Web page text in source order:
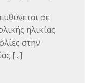
σε
ηλικίας
στην
[...]